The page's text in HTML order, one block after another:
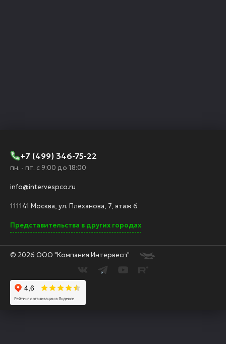
+7 (499) 346-75-22
пн. - пт. с 9:00 до 18:00
info@intervespco.ru
111141 Москва, ул. Плеханова, 7, этаж 6
Представительства в других городах
© 2026 ООО "Компания Интервесп"